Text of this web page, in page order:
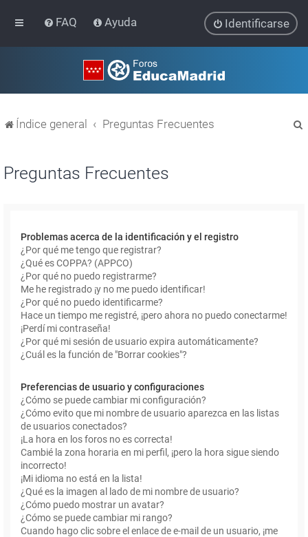
FAQ Ayuda Identificarse
Índice general Preguntas Frecuentes
Preguntas Frecuentes
Problemas acerca de la identificación y el registro
¿Por qué me tengo que registrar?
¿Qué es COPPA? (APPCO)
¿Por qué no puedo registrarme?
Me he registrado ¡y no me puedo identificar!
¿Por qué no puedo identificarme?
Hace un tiempo me registré, ¡pero ahora no puedo conectarme!
¡Perdí mi contraseña!
¿Por qué mi sesión de usuario expira automáticamente?
¿Cuál es la función de "Borrar cookies"?
Preferencias de usuario y configuraciones
¿Cómo se puede cambiar mi configuración?
¿Cómo evito que mi nombre de usuario aparezca en las listas
de usuarios conectados?
¡La hora en los foros no es correcta!
Cambié la zona horaria en mi perfil, ¡pero la hora sigue siendo
incorrecto!
¡Mi idioma no está en la lista!
¿Qué es la imagen al lado de mi nombre de usuario?
¿Cómo puedo mostrar un avatar?
¿Cómo se puede cambiar mi rango?
Cuando hago clic sobre el enlace de e-mail de un usuario, ¡me